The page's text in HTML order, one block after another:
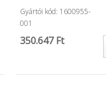
Gyártói kód: 1600955-
001
350.647 Ft